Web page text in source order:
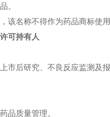
。
名称不得作为药品商标使用
可持有人
后研究、不良反应监测及
质量管理。